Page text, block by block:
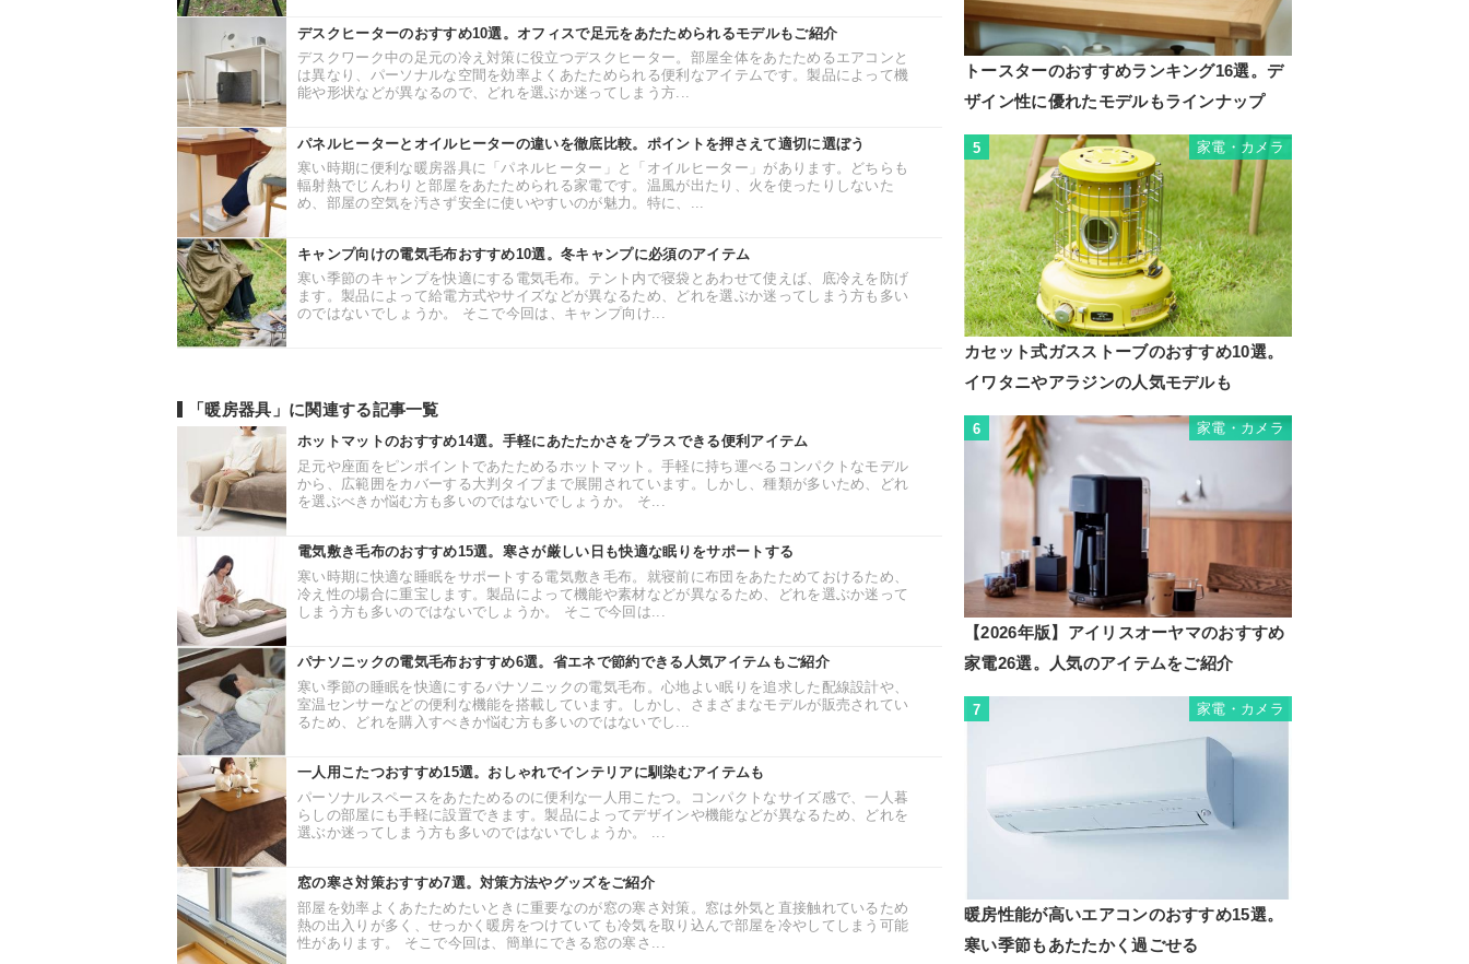
デスクヒーターのおすすめ10選。オフィスで足元をあたためられるモデルもご紹介
デスクワーク中の足元の冷え対策に役立つデスクヒーター。部屋全体をあたためるエアコンと
は異なり、パーソナルな空間を効率よくあたためられる便利なアイテムです。製品によって機
能や形状などが異なるので、どれを選ぶか迷ってしまう方...
パネルヒーターとオイルヒーターの違いを徹底比較。ポイントを押さえて適切に選ぼう
寒い時期に便利な暖房器具に「パネルヒーター」と「オイルヒーター」があります。どちらも
輻射熱でじんわりと部屋をあたためられる家電です。温風が出たり、火を使ったりしないた
め、部屋の空気を汚さず安全に使いやすいのが魅力。特に、...
キャンプ向けの電気毛布おすすめ10選。冬キャンプに必須のアイテム
寒い季節のキャンプを快適にする電気毛布。テント内で寝袋とあわせて使えば、底冷えを防げ
ます。製品によって給電方式やサイズなどが異なるため、どれを選ぶか迷ってしまう方も多い
のではないでしょうか。 そこで今回は、キャンプ向け...
「暖房器具」に関連する記事一覧
ホットマットのおすすめ14選。手軽にあたたかさをプラスできる便利アイテム
足元や座面をピンポイントであたためるホットマット。手軽に持ち運べるコンパクトなモデル
から、広範囲をカバーする大判タイプまで展開されています。しかし、種類が多いため、どれ
を選ぶべきか悩む方も多いのではないでしょうか。 そ...
電気敷き毛布のおすすめ15選。寒さが厳しい日も快適な眠りをサポートする
寒い時期に快適な睡眠をサポートする電気敷き毛布。就寝前に布団をあたためておけるため、
冷え性の場合に重宝します。製品によって機能や素材などが異なるため、どれを選ぶか迷って
しまう方も多いのではないでしょうか。 そこで今回は...
パナソニックの電気毛布おすすめ6選。省エネで節約できる人気アイテムもご紹介
寒い季節の睡眠を快適にするパナソニックの電気毛布。心地よい眠りを追求した配線設計や、
室温センサーなどの便利な機能を搭載しています。しかし、さまざまなモデルが販売されてい
るため、どれを購入すべきか悩む方も多いのではないでし...
一人用こたつおすすめ15選。おしゃれでインテリアに馴染むアイテムも
パーソナルスペースをあたためるのに便利な一人用こたつ。コンパクトなサイズ感で、一人暮
らしの部屋にも手軽に設置できます。製品によってデザインや機能などが異なるため、どれを
選ぶか迷ってしまう方も多いのではないでしょうか。 ...
窓の寒さ対策おすすめ7選。対策方法やグッズをご紹介
部屋を効率よくあたためたいときに重要なのが窓の寒さ対策。窓は外気と直接触れているため
熱の出入りが多く、せっかく暖房をつけていても冷気を取り込んで部屋を冷やしてしまう可能
性があります。 そこで今回は、簡単にできる窓の寒さ...
トースターのおすすめランキング16選。デ
ザイン性に優れたモデルもラインナップ
5 家電・カメラ
カセット式ガスストーブのおすすめ10選。
イワタニやアラジンの人気モデルも
6 家電・カメラ
【2026年版】アイリスオーヤマのおすすめ
家電26選。人気のアイテムをご紹介
7 家電・カメラ
暖房性能が高いエアコンのおすすめ15選。
寒い季節もあたたかく過ごせる